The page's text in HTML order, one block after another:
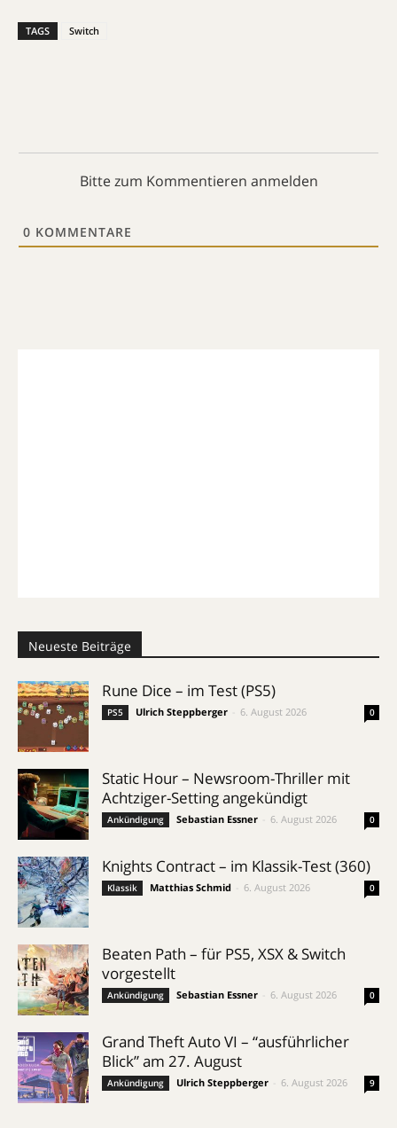
TAGS Switch
Bitte zum Kommentieren anmelden
0 KOMMENTARE
Neueste Beiträge
Rune Dice – im Test (PS5)
PS5 Ulrich Steppberger 6. August 2026 0
Static Hour – Newsroom-Thriller mit
Achtziger-Setting angekündigt
Ankündigung Sebastian Essner 6. August 2026 0
Knights Contract – im Klassik-Test (360)
Klassik Matthias Schmid 6. August 2026 0
Beaten Path – für PS5, XSX & Switch
vorgestellt
Ankündigung Sebastian Essner 6. August 2026 0
Grand Theft Auto VI – “ausführlicher
Blick” am 27. August
Ankündigung Ulrich Steppberger 6. August 2026 9